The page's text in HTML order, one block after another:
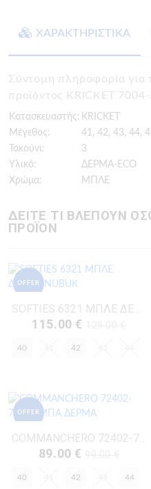
ΧΑΡΑΚΤΗΡΙΣΤΙΚΑ
Σύντομη πληροφορία για
προϊόντος KRICKET
Κατασκευαστής: KRICKET
Μέγεθος:
41, 42, 43, 44,
Τακούνι:
3
Υλικό:
ΔΕΡΜΑ-ECO
Χρώμα:
ΜΠΛΕ
ΔΕΙΤΕ ΤΙ ΒΛΕΠΟΥΝ
ΠΡΟΪΟΝ
OFFER
SOFTIES 6321 ΜΠΛΕ ΔΕΡΜΑ-NUBUK
115.00 €
40 42
OFFER
COMMANCHERO 72402-726 ΤΑΜΠΑ ΔΕΡΜΑ
89.00 €
40 42 44